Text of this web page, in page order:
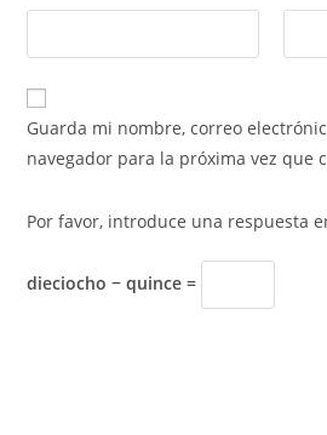
Guarda mi nombre, correo
navegador para la próxima vez que
Por favor, introduce una respuesta
dieciocho − quince =